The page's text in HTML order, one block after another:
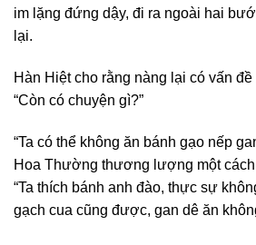
im lặng đứng dậy, đi ra ngoài hai
lại.
Hàn Hiệt cho rằng nàng lại có vấn
“Còn có chuyện gì?”
“Ta có thể không ăn bánh gạo nếp
Hoa Thường thương lượng một
“Ta thích bánh anh đào, thực sự
gạch cua cũng được, gan dê ăn